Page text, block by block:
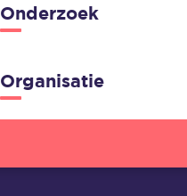
Onderzoek
Organisatie